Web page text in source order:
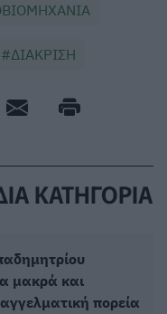
ΔΙΑΚΡΙΣΗ
ΚΑΤΗΓΟΡΙΑ
μακρά και
πορεία